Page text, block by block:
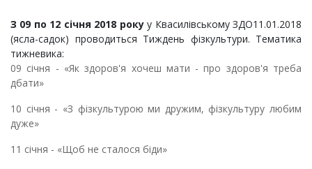
11.01.2018
З 09 по 12 січня 2018 рокуу Квасилівському ЗДО
(ясла-садок) проводиться Тиждень фізкультури. Тематика
тижневика:
09 січня - «Як здоров'я хочеш мати - про здоров'я треба
дбати»
10 січня - «З фізкультурою ми дружим, фізкультуру любим
дуже»
11 січня - «Щоб не сталося біди»